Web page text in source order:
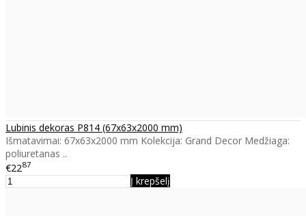
Lubinis dekoras P814 (67x63x2000 mm)
Išmatavimai: 67x63x2000 mm Kolekcija: Grand Decor Medžiaga:
poliuretanas ..
€2287
Į krepšelį